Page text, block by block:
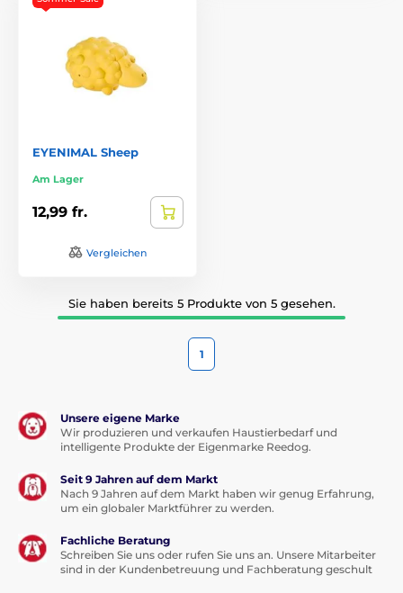
EYENIMAL Sheep
Am Lager
12,99 fr.
Vergleichen
Sie haben bereits 5 Produkte von 5 gesehen.
1
Unsere eigene Marke
Wir produzieren und verkaufen Haustierbedarf und
intelligente Produkte der Eigenmarke Reedog.
Seit 9 Jahren auf dem Markt
Nach 9 Jahren auf dem Markt haben wir genug Erfahrung,
um ein globaler Marktführer zu werden.
Fachliche Beratung
Schreiben Sie uns oder rufen Sie uns an. Unsere Mitarbeiter
sind in der Kundenbetreuung und Fachberatung geschult